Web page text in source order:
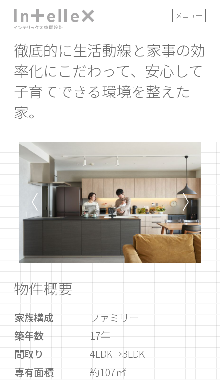
メニュー
徹底的に生活動線と家事の効
率化にこだわって、安心して
子育てできる環境を整えた
家。
物件概要
家族構成
ファミリー
築年数
17年
間取り
4LDK→3LDK
専有面積
約107㎡